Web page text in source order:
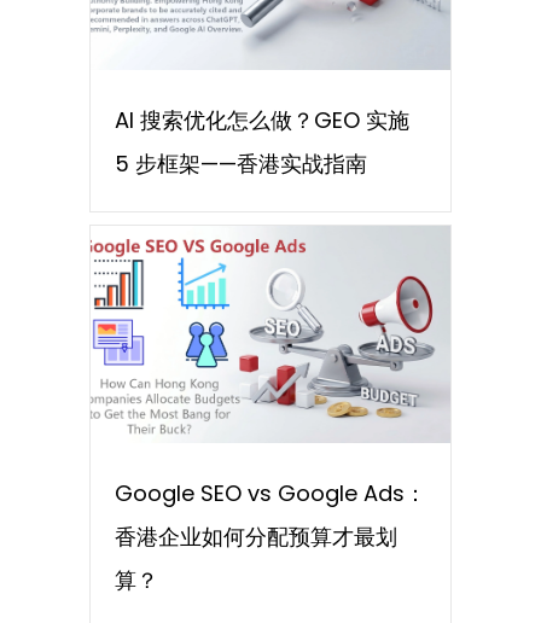
AI 搜索优化怎么做？GEO 实施
5 步框架——香港实战指南
Google SEO vs Google Ads：
香港企业如何分配预算才最划
算？